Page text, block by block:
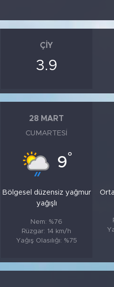
ÇIY
3.9
28 MART
CUMARTESI
9°
Bölgesel düzensiz yağmur
yağışlı
Nem: %76
Rüzgar: 14 km/h
Yağış Olasılığı: %75